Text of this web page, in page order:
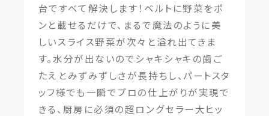
台ですべて解決します！ベルトに野菜をポ
ンと載せるだけで、まるで魔法のように美
しいスライス野菜が次々と溢れ出てきま
す。水分が出ないのでシャキシャキの歯ご
たえとみずみずしさが長持ちし、パートスタ
ッフ様でも一瞬でプロの仕上がりが実現で
きる、厨房に必須の超ロングセラー大ヒッ